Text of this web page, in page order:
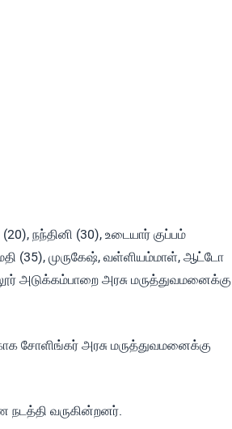
நந்தினி (30), உடையார் குப்பம்
(35), முருகேஷ், வள்ளியம்மாள், ஆட்டோ
அடுக்கம்பாறை அரசு மருத்துவமனைக்கு
சோளிங்கர் அரசு மருத்துவமனைக்கு
நடத்தி வருகின்றனர்.